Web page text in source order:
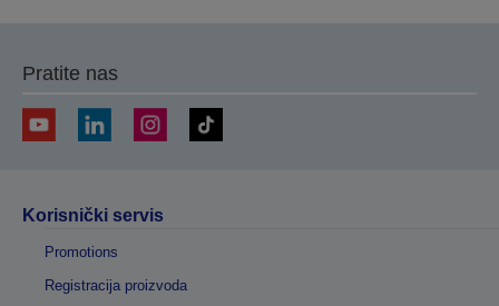
Pratite nas
Korisnički servis
Promotions
Registracija proizvoda